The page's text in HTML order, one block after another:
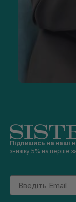
Підпишись на наші
знижку 5% на перше
Email